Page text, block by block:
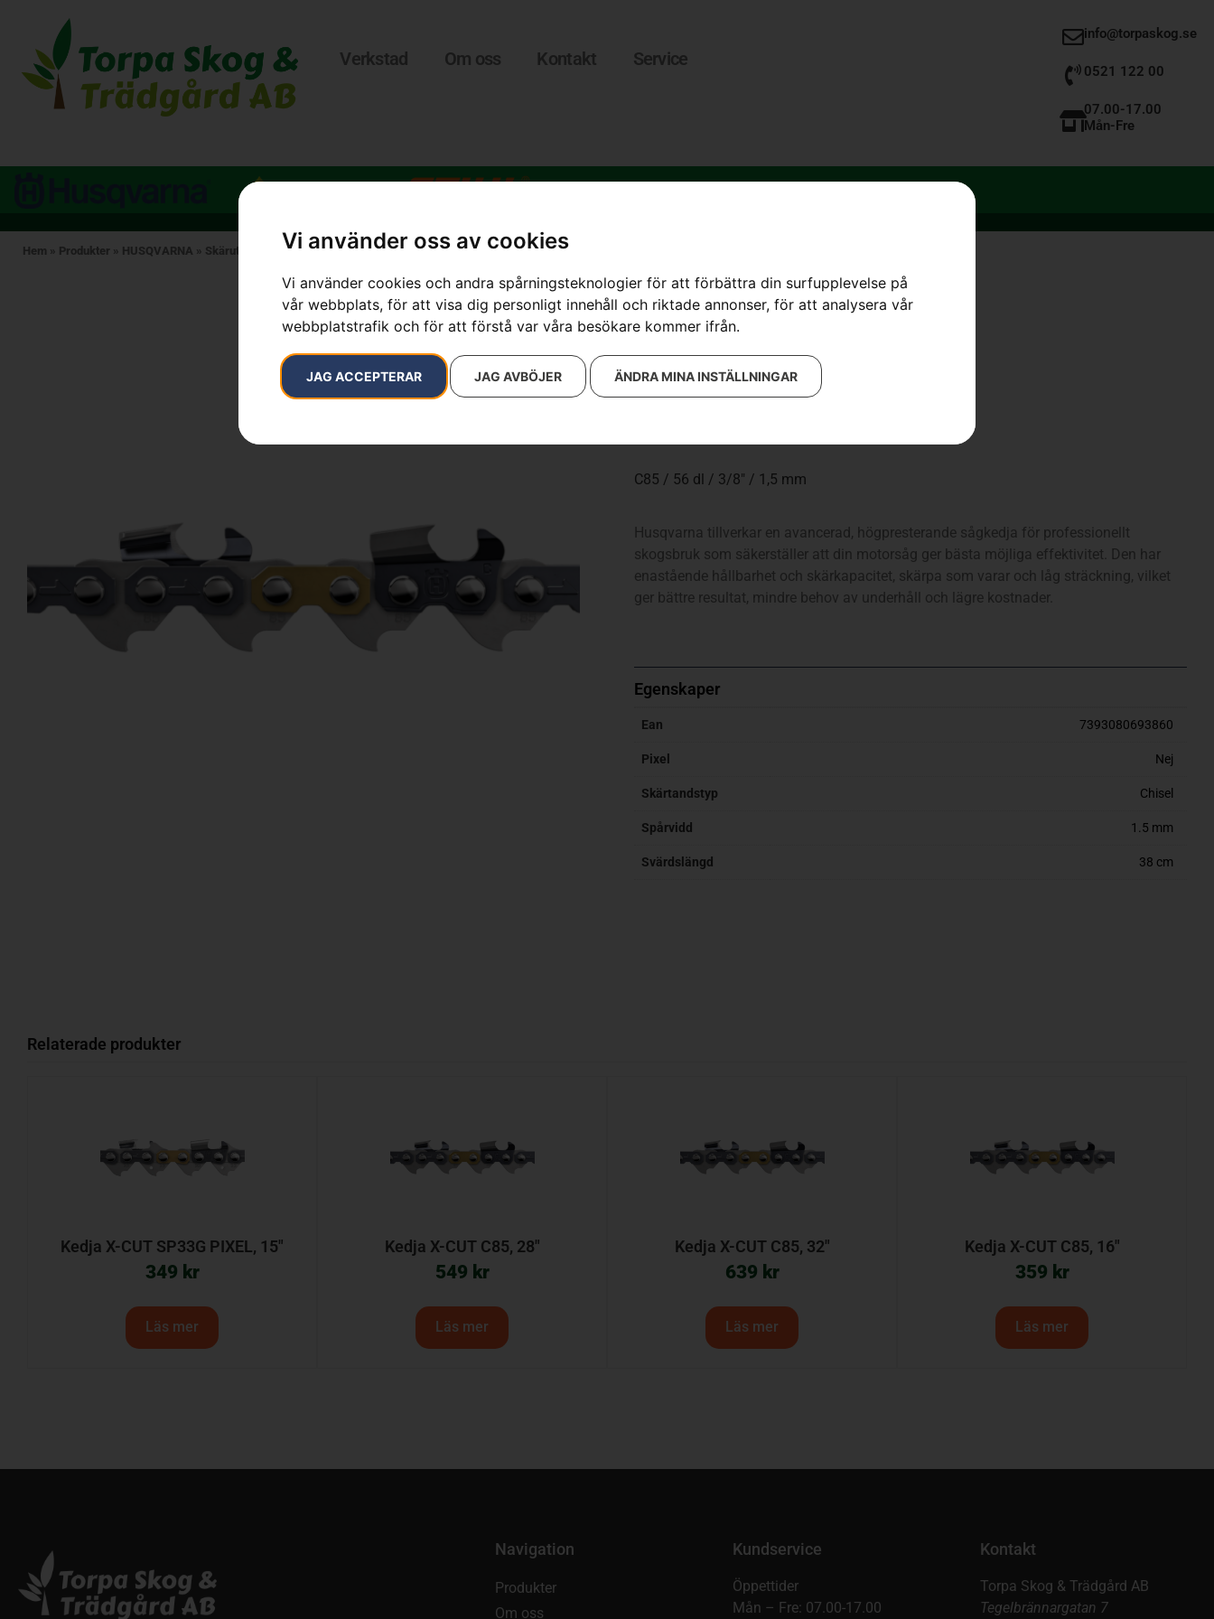
Vi använder oss av cookies
Vi använder cookies och andra spårningsteknologier för att förbättra din surfupplevelse på
vår webbplats, för att visa dig personligt innehåll och riktade annonser, för att analysera vår
webbplatstrafik och för att förstå var våra besökare kommer ifrån.
JAG ACCEPTERAR JAG AVBÖJER ÄNDRA MINA INSTÄLLNINGAR
Verkstad Om oss Kontakt Service
info@torpaskog.se
0521 122 00
07.00-17.00
Mån-Fre
Hem » Produkter » HUSQVARNA » Skärutrustning » Motorsågskedjor»Kedja X-CUT C85, 15″
Kedja X-CUT C85, 15″
Artikelnummer: 581626656
Kategorier:
Motorsågskedjor
Varumärke:Husqvarna
C85 / 56 dl / 3/8″ / 1,5 mm
Husqvarna tillverkar en avancerad, högpresterande sågkedja för professionellt
skogsbruk som säkerställer att din motorsåg ger bästa möjliga effektivitet. Den har
enastående hållbarhet och skärkapacitet, skärpa som varar och låg sträckning, vilket
ger bättre resultat, mindre behov av underhåll och lägre kostnader.
Egenskaper
Ean 7393080693860
Pixel Nej
Skärtandstyp Chisel
Spårvidd 1.5 mm
Svärdslängd 38 cm
Relaterade produkter
Kedja X-CUT SP33G PIXEL, 15″
349 kr
Läs mer
Kedja X-CUT C85, 28″
549 kr
Läs mer
Kedja X-CUT C85, 32″
639 kr
Läs mer
Kedja X-CUT C85, 16″
359 kr
Läs mer
Navigation
Produkter
Om oss
Kundservice
Öppettider
Mån – Fre: 07.00-17.00
Kontakt
Torpa Skog & Trädgård AB
Tegelbrännargatan 7